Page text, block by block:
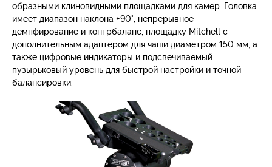
образными клиновидными площадками для камер. Головка
имеет диапазон наклона ±90°, непрерывное
демпфирование и контрбаланс, площадку Mitchell с
дополнительным адаптером для чаши диаметром 150 мм, а
также цифровые индикаторы и подсвечиваемый
пузырьковый уровень для быстрой настройки и точной
балансировки.